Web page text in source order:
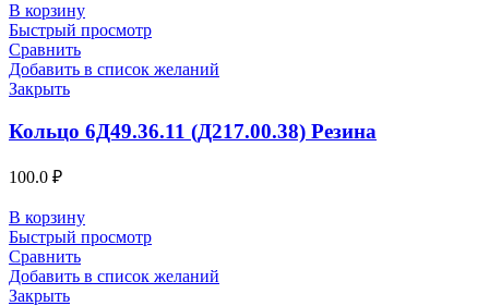
В корзину
Быстрый просмотр
Сравнить
Добавить в список желаний
Закрыть
Кольцо 6Д49.36.11 (Д217.00.38) Резина
100.0 ₽
В корзину
Быстрый просмотр
Сравнить
Добавить в список желаний
Закрыть